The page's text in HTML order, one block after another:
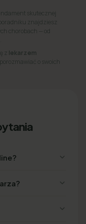
skutecznej
znajdziesz
chorobach — od
z lekarzem
porozmawiać o swoich